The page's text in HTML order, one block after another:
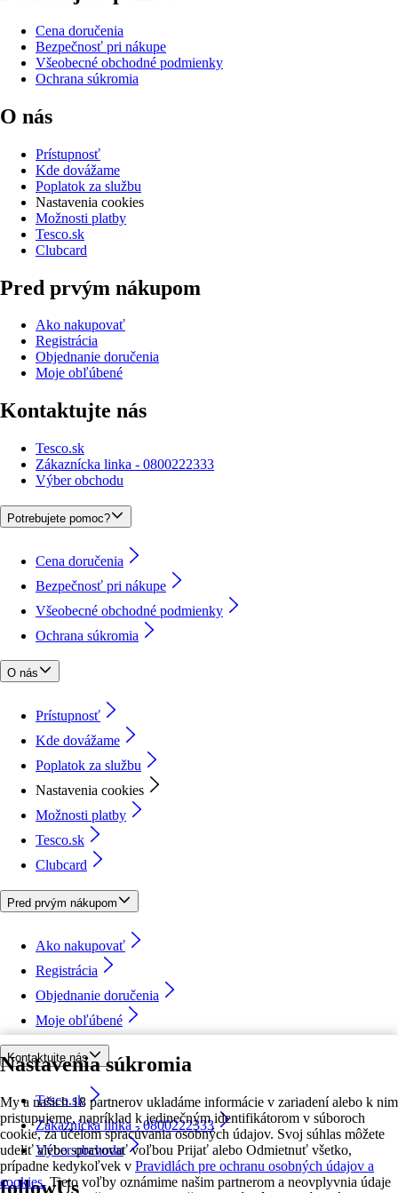
Nastavenia súkromia
My a našich 18 partnerov ukladáme informácie v zariadení alebo k nim
pristupujeme, napríklad k jedinečným identifikátorom v súboroch
cookie, za účelom spracúvania osobných údajov. Svoj súhlas môžete
udeliť alebo spravovať voľbou Prijať alebo Odmietnuť všetko,
prípadne kedykoľvek v Pravidlách pre ochranu osobných údajov a
cookies. Tieto voľby oznámime našim partnerom a neovplyvnia údaje
Cena doručenia
Bezpečnosť pri nákupe
Všeobecné obchodné podmienky
Ochrana súkromia
O nás
Prístupnosť
Kde dovážame
Poplatok za službu
Nastavenia cookies
Možnosti platby
Tesco.sk
Clubcard
Pred prvým nákupom
Ako nakupovať
Registrácia
Objednanie doručenia
Moje obľúbené
Kontaktujte nás
Tesco.sk
Zákaznícka linka - 0800222333
Výber obchodu
Potrebujete pomoc?
Cena doručenia
Bezpečnosť pri nákupe
Všeobecné obchodné podmienky
Ochrana súkromia
O nás
Prístupnosť
Kde dovážame
Poplatok za službu
Nastavenia cookies
Možnosti platby
Tesco.sk
Clubcard
Pred prvým nákupom
Ako nakupovať
Registrácia
Objednanie doručenia
Moje obľúbené
Kontaktujte nás
Tesco.sk
Zákaznícka linka - 0800222333
Výber obchodu
followUs